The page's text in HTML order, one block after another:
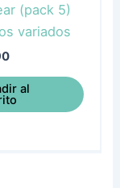
(pack 5)
variados
al